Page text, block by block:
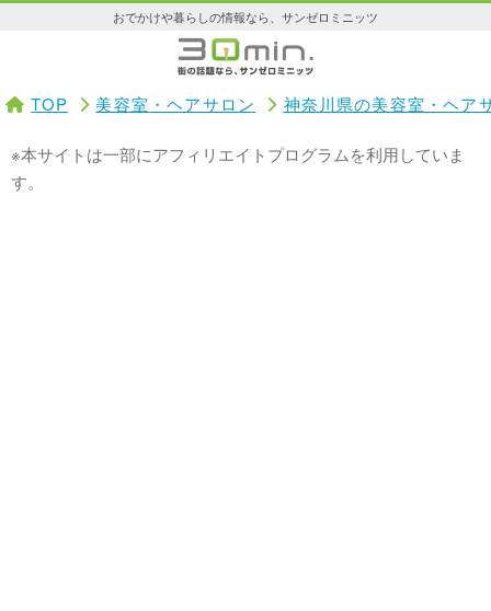
おでかけや暮らしの情報なら、サンゼロミニッツ
TOP 美容室・ヘアサロン 神奈川県の美容室・ヘア
※本サイトは一部にアフィリエイトプログラムを利用していま
す。